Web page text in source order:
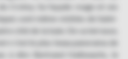
Crotoy. Sa façade rouge et ses
sont même visibles de Saint-
côté de la baie. De sa terrasse,
le plus beau panorama de
à dire Bertrand Halbwachs, le